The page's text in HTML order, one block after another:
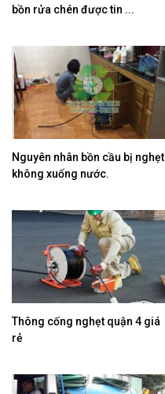
bồn rửa chén được tin ...
​Nguyên nhân bồn cầu bị nghẹt
không xuống nước.
Thông cống nghẹt quận 4 giá
rẻ